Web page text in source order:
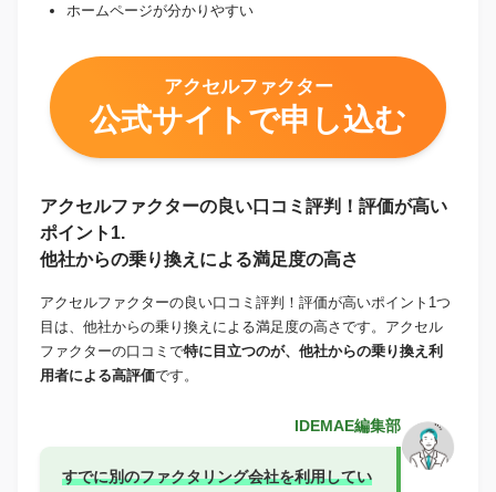
ホームページが分かりやすい
アクセルファクター
公式サイトで申し込む
アクセルファクターの良い口コミ評判！評価が高い
ポイント1.
他社からの乗り換えによる満足度の高さ
アクセルファクターの良い口コミ評判！評価が高いポイント1つ
目は、他社からの乗り換えによる満足度の高さです。アクセル
ファクターの口コミで特に目立つのが、他社からの乗り換え利
用者による高評価です。
IDEMAE編集部
すでに別のファクタリング会社を利用してい